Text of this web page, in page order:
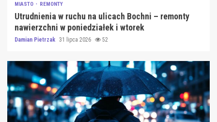
MIASTO REMONTY
Utrudnienia w ruchu na ulicach Bochni – remonty
nawierzchni w poniedziałek i wtorek
Damian Pietrzak 31 lipca 2026 52